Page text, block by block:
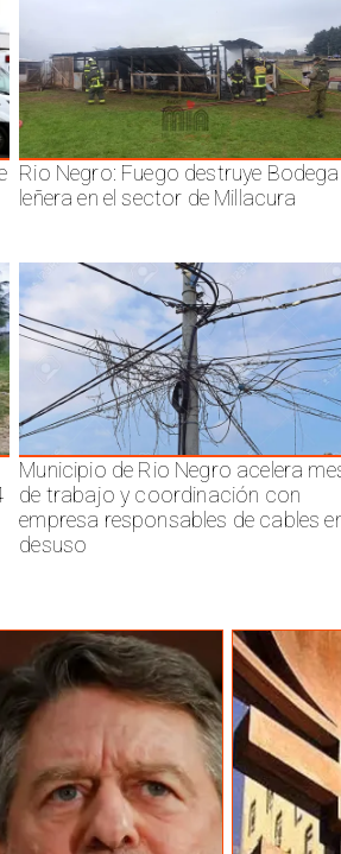
Rio Negro: Fuego destruye
leñera en el sector de Millacura
Municipio de Rio Negro acelera
de trabajo y coordinación con
empresa responsables de cables
desuso